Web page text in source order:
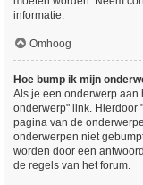
informatie.
Omhoog
Hoe bump ik mijn
Als je een onderwerp aan
onderwerp" link. Hierdoor
pagina van de
onderwerpen niet
worden door een
de regels van het forum.